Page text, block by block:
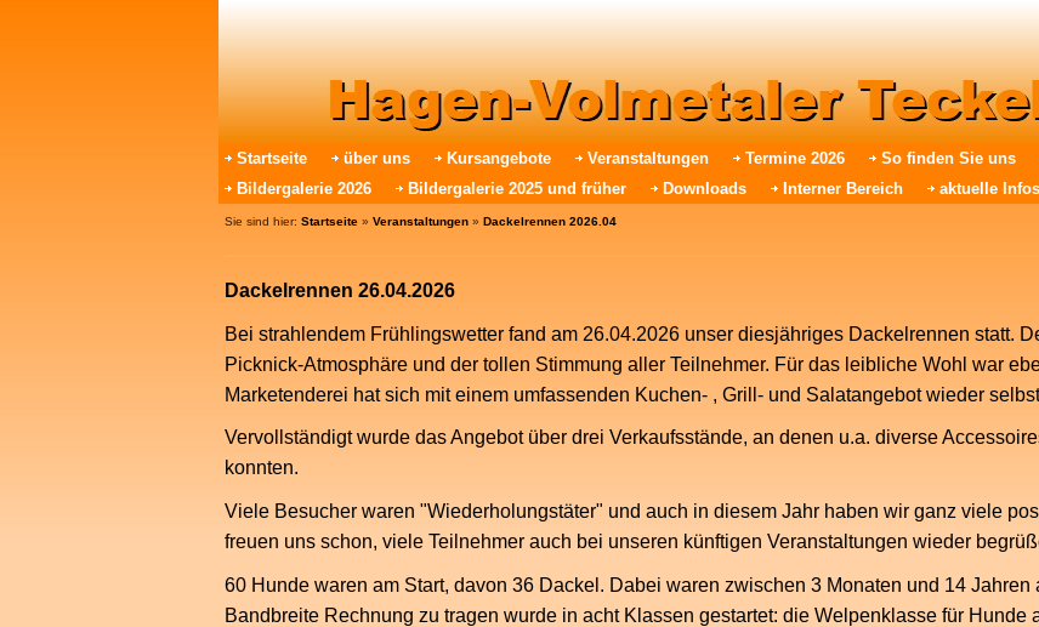
Startseite über uns Kursangebote Veranstaltungen Termine 2026 So finden Sie uns
Bildergalerie 2026
Bildergalerie 2025 und früher Downloads Interner Bereich aktuelle Infos
Sie sind hier: Startseite» Veranstaltungen» Dackelrennen 2026.04
Dackelrennen 26.04.2026
Bei strahlendem Frühlingswetter fand am 26.04.2026 unser diesjähriges Dackelrennen statt.
Picknick-Atmosphäre und der tollen Stimmung aller Teilnehmer. Für das leibliche Wohl war
Marketenderei hat sich mit einem umfassenden Kuchen- , Grill- und Salatangebot wieder
Vervollständigt wurde das Angebot über drei Verkaufsstände, an denen u.a. diverse
konnten.
Viele Besucher waren "Wiederholungstäter" und auch in diesem Jahr haben wir ganz viele
freuen uns schon, viele Teilnehmer auch bei unseren künftigen Veranstaltungen wieder
60 Hunde waren am Start, davon 36 Dackel. Dabei waren zwischen 3 Monaten und 14
Bandbreite Rechnung zu tragen wurde in acht Klassen gestartet: die Welpenklasse für Hunde